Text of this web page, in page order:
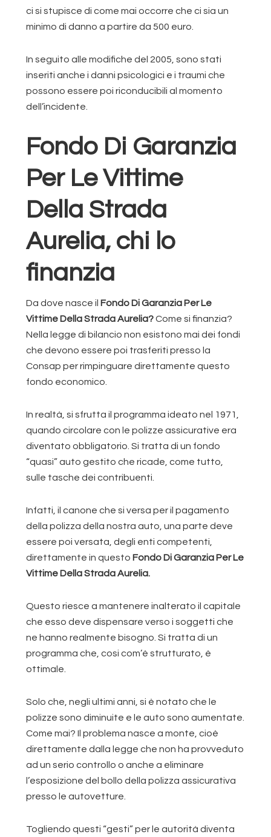
ci si stupisce di come mai occorre che ci sia un
minimo di danno a partire da 500 euro.
In seguito alle modifiche del 2005, sono stati
inseriti anche i danni psicologici e i traumi che
possono essere poi riconducibili al momento
dell’incidente.
Fondo Di Garanzia
Per Le Vittime
Della Strada
Aurelia, chi lo
finanzia
Da dove nasce il Fondo Di Garanzia Per Le
Vittime Della Strada Aurelia?Come si finanzia?
Nella legge di bilancio non esistono mai dei fondi
che devono essere poi trasferiti presso la
Consap per rimpinguare direttamente questo
fondo economico.
In realtà, si sfrutta il programma ideato nel 1971,
quando circolare con le polizze assicurative era
diventato obbligatorio. Si tratta di un fondo
“quasi” auto gestito che ricade, come tutto,
sulle tasche dei contribuenti.
Infatti, il canone che si versa per il pagamento
della polizza della nostra auto, una parte deve
essere poi versata, degli enti competenti,
direttamente in questo Fondo Di Garanzia Per Le
Vittime Della Strada Aurelia.
Questo riesce a mantenere inalterato il capitale
che esso deve dispensare verso i soggetti che
ne hanno realmente bisogno. Si tratta di un
programma che, cosi com’è strutturato, è
ottimale.
Solo che, negli ultimi anni, si è notato che le
polizze sono diminuite e le auto sono aumentate.
Come mai? Il problema nasce a monte, cioè
direttamente dalla legge che non ha provveduto
ad un serio controllo o anche a eliminare
l’esposizione del bollo della polizza assicurativa
presso le autovetture.
Togliendo questi “gesti” per le autorità diventa